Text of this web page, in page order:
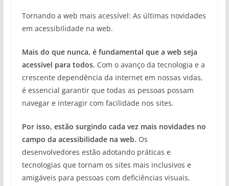
Tornando a web mais acessível: As últimas novidades
em acessibilidade na web.
Mais do que nunca, é fundamental que a web seja
acessível para todos. Com o avanço da tecnologia e a
crescente dependência da internet em nossas vidas,
é essencial garantir que todas as pessoas possam
navegar e interagir com facilidade nos sites.
Por isso, estão surgindo cada vez mais novidades no
campo da acessibilidade na web. Os
desenvolvedores estão adotando práticas e
tecnologias que tornam os sites mais inclusivos e
amigáveis para pessoas com deficiências visuais,